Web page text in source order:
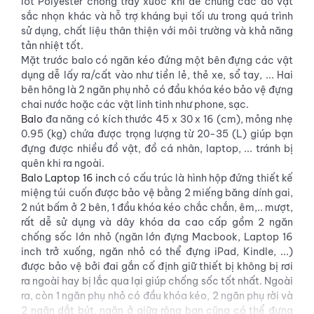
sắc nhọn khác và hỗ trợ kháng bụi tối ưu trong quá trình
sử dụng, chất liệu thân thiện với môi trường và khả năng
tản nhiệt tốt.
Mặt trước balo có ngăn kéo đứng một bên đựng các vật
dụng dễ lấy ra/cất vào như tiền lẻ, thẻ xe, sổ tay, ... Hai
bên hông là 2 ngăn phụ nhỏ có đầu khóa kéo bảo vệ đựng
chai nước hoặc các vật linh tinh như phone, sạc.
Balo đa năng có kích thước 45 x 30 x 16 (cm), mỏng nhẹ
0.95 (kg) chứa được trọng lượng từ 20-35 (L) giúp bạn
đựng được nhiều đồ vật, đồ cá nhân, laptop, ... tránh bị
quên khi ra ngoài.
Balo Laptop 16 inch có cấu trúc là hình hộp đứng thiết kế
miệng túi cuốn được bảo vệ bằng 2 miếng băng dính gai,
2 nút bấm ở 2 bên, 1 đầu khóa kéo chắc chắn, êm,.. mượt,
rất dễ sử dụng và dây khóa da cao cấp gồm 2 ngăn
chống sốc lớn nhỏ (ngăn lớn đựng Macbook, Laptop 16
inch trở xuống, ngăn nhỏ có thể đựng iPad, Kindle, ...)
được bảo vệ bởi đai gắn cố định giữ thiết bị không bị rơi
ra ngoài hay bị lắc qua lại giúp chống sốc tốt nhất. Ngoài
ra, còn 1 ngăn phụ nhỏ có đầu khóa kéo, 2 ngăn phụ rời và
2 ngăn dắt bút, ngăn ở giữa rộng bạn cũng có thể đựng